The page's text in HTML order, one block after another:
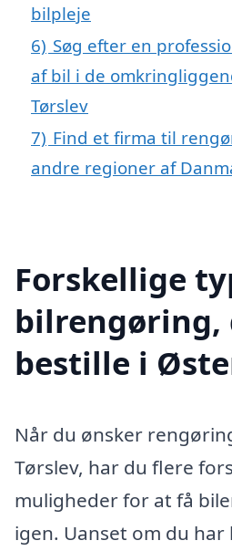
bilpleje
6) Søg efter en
af bil i de
Tørslev
7) Find et firma til
andre regioner af
Forskellige
bilrengøring,
bestille i
Når du ønsker
Tørslev, har du flere
muligheder for at få
igen. Uanset om du